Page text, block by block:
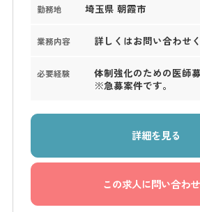
勤務地 埼玉県 朝霞市
業務内容 詳しくはお問い合わせく
必要経験
体制強化のための医師
※急募案件です。
詳細を見る
この求人に問い合わ